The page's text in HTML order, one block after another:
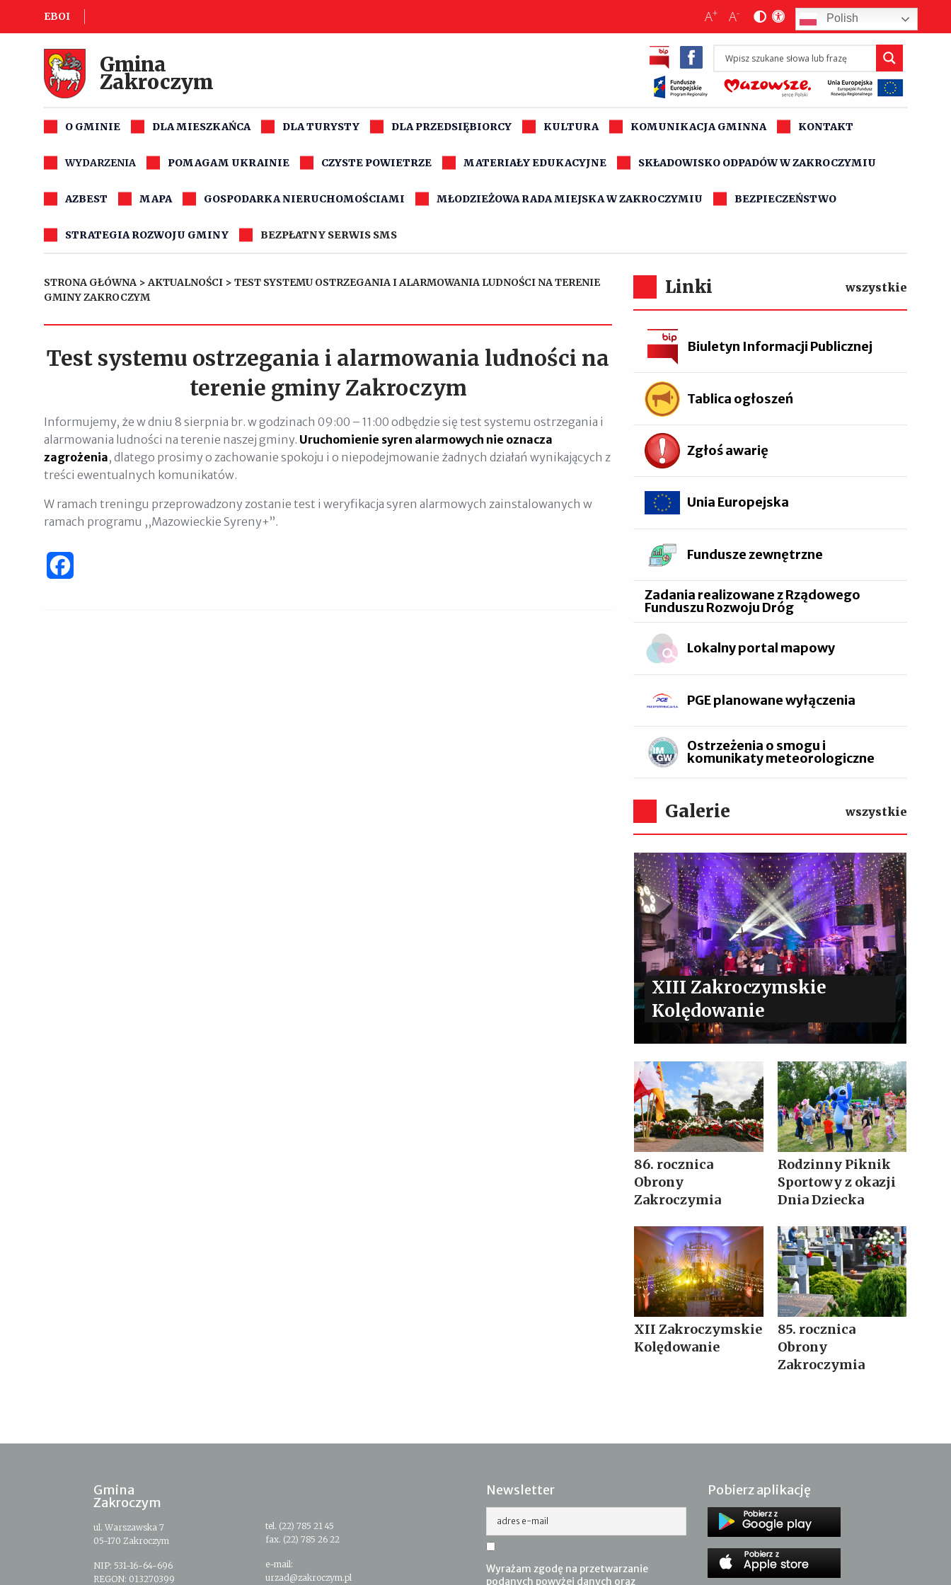
EBOI A+ A- Polish
Gmina
Zakroczym
O GMINIE DLA MIESZKAŃCA DLA TURYSTY DLA PRZEDSIĘBIORCY KULTURA KOMUNIKACJA GMINNA KONTAKT
WYDARZENIA POMAGAM UKRAINIE CZYSTE POWIETRZE MATERIAŁY EDUKACYJNE SKŁADOWISKO ODPADÓW W ZAKROCZYMIU
AZBEST MAPA GOSPODARKA NIERUCHOMOŚCIAMI MŁODZIEŻOWA RADA MIEJSKA W ZAKROCZYMIU BEZPIECZEŃSTWO
STRATEGIA ROZWOJU GMINY BEZPŁATNY SERWIS SMS
STRONA GŁÓWNA >AKTUALNOŚCI > TEST SYSTEMU OSTRZEGANIA I ALARMOWANIA LUDNOŚCI NA TERENIE
GMINY ZAKROCZYM
Test systemu ostrzegania i alarmowania ludności na
terenie gminy Zakroczym
Informujemy, że w dniu 8 sierpnia br. w godzinach 09:00 – 11:00 odbędzie się test systemu ostrzegania i
alarmowania ludności na terenie naszej gminy. Uruchomienie syren alarmowych nie oznacza
zagrożenia, dlatego prosimy o zachowanie spokoju i o niepodejmowanie żadnych działań wynikających z
treści ewentualnych komunikatów.
W ramach treningu przeprowadzony zostanie test i weryfikacja syren alarmowych zainstalowanych w
ramach programu ,,Mazowieckie Syreny+”.
Linki wszystkie
Biuletyn Informacji Publicznej
Tablica ogłoszeń
Zgłoś awarię
Unia Europejska
Fundusze zewnętrzne
Zadania realizowane z Rządowego
Funduszu Rozwoju Dróg
Lokalny portal mapowy
PGE planowane wyłączenia
Ostrzeżenia o smogu i
komunikaty meteorologiczne
Galerie wszystkie
XIII Zakroczymskie
Kolędowanie
86. rocznica
Obrony
Zakroczymia
Rodzinny Piknik
Sportowy z okazji
Dnia Dziecka
XII Zakroczymskie
Kolędowanie
85. rocznica
Obrony
Zakroczymia
Gmina
Zakroczym
ul. Warszawska 7
05-170 Zakroczym
NIP: 531-16-64-696
REGON: 013270399
tel. (22) 785 21 45
fax. (22) 785 26 22
e-mail:
urzad@zakroczym.pl
Newsletter
adres e-mail
Wyrażam zgodę na przetwarzanie
podanych powyżej danych oraz
Pobierz aplikację